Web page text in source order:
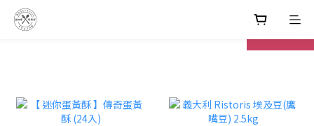
prev next